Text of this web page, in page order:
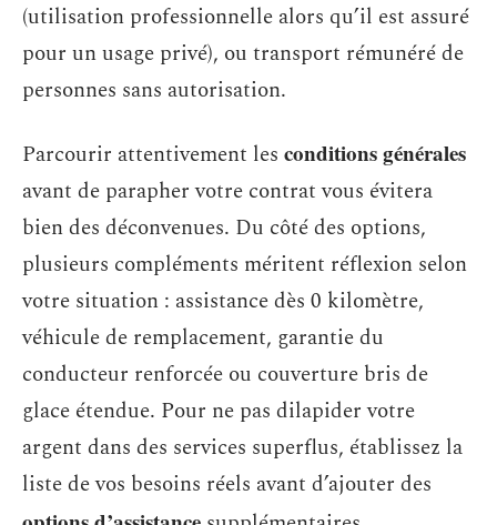
(utilisation professionnelle alors qu’il est assuré
pour un usage privé), ou transport rémunéré de
personnes sans autorisation.
Parcourir attentivement les conditions générales
avant de parapher votre contrat vous évitera
bien des déconvenues. Du côté des options,
plusieurs compléments méritent réflexion selon
votre situation : assistance dès 0 kilomètre,
véhicule de remplacement, garantie du
conducteur renforcée ou couverture bris de
glace étendue. Pour ne pas dilapider votre
argent dans des services superflus, établissez la
liste de vos besoins réels avant d’ajouter des